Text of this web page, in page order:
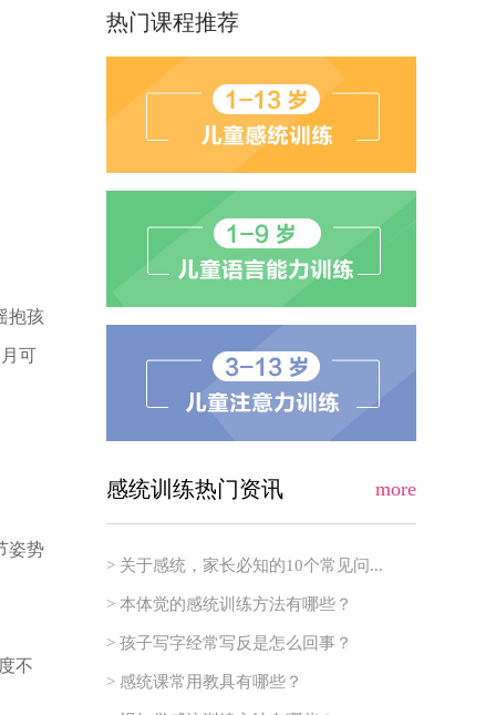
抱孩
可
姿势
不
热门课程推荐
感统训练热门资讯 more
> 关于感统，家长必知的10个常见问...
> 本体觉的感统训练方法有哪些？
> 孩子写字经常写反是怎么回事？
> 感统课常用教具有哪些？